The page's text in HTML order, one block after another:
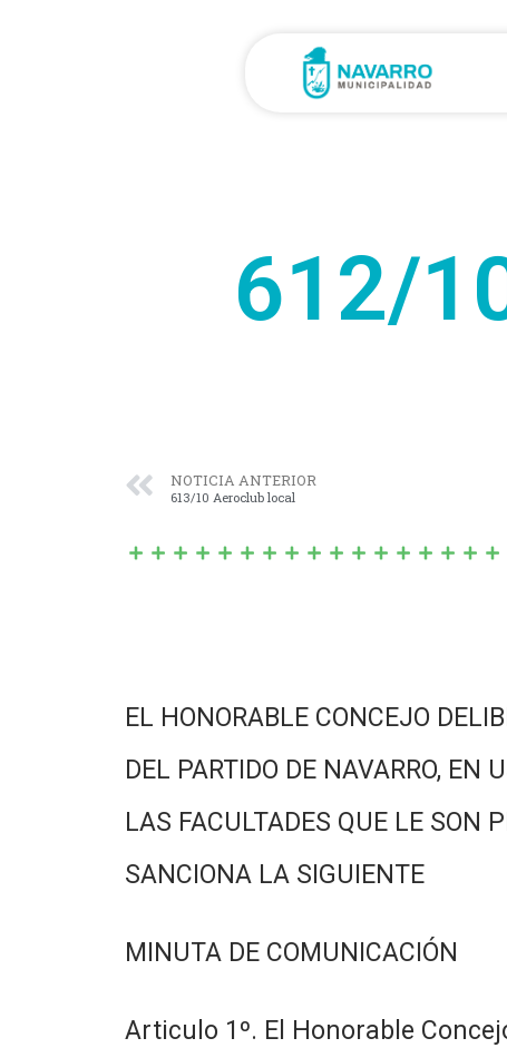
612/
NOTICIA ANTERIOR
613/10 Aeroclub local
EL HONORABLE CONCEJO
DEL PARTIDO DE NAVARRO, EN
LAS FACULTADES QUE LE SON
SANCIONA LA SIGUIENTE
MINUTA DE COMUNICACIÓN
Articulo 1º. El Honorable